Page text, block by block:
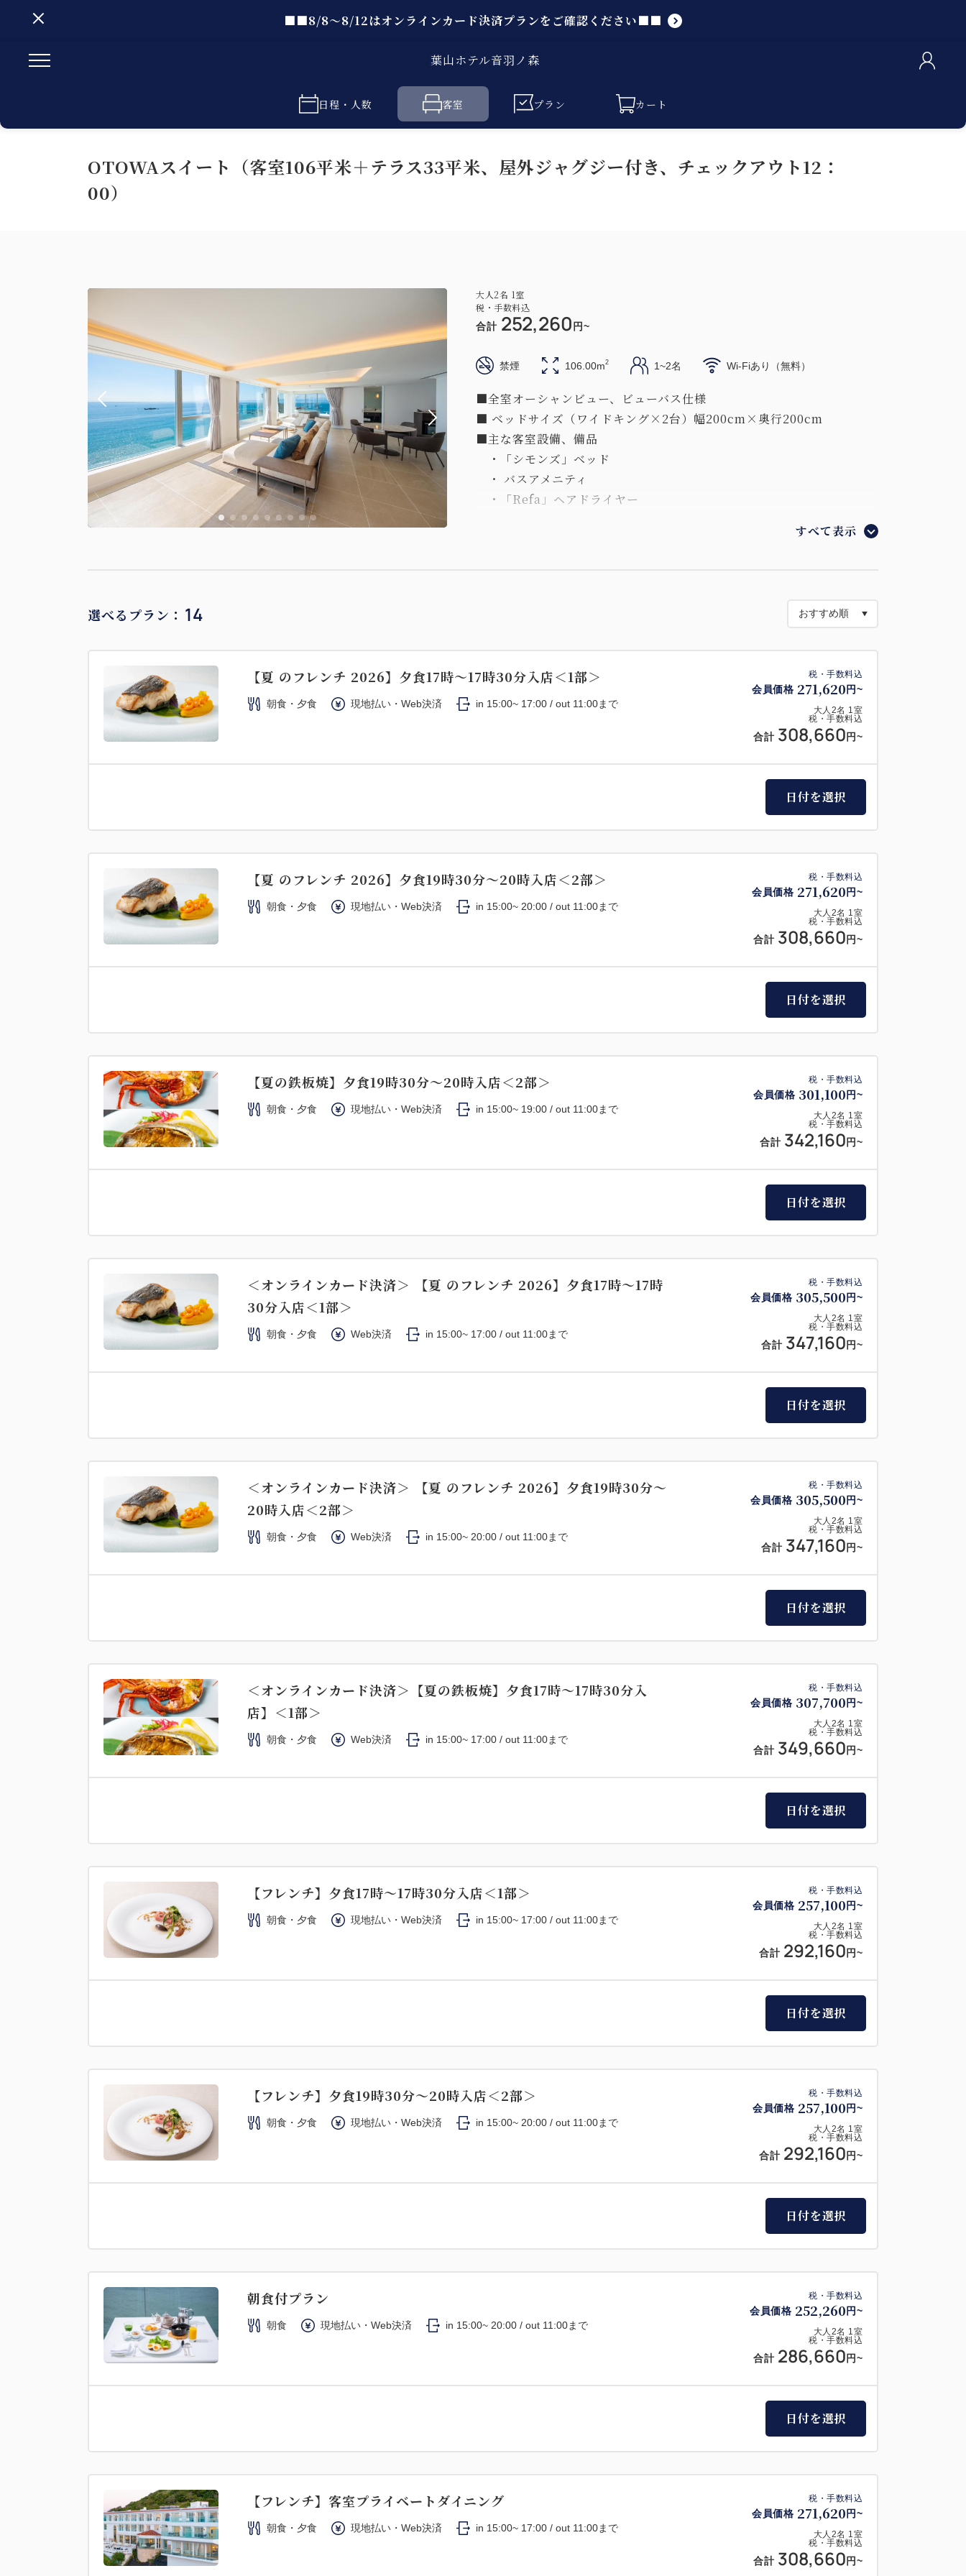
■■8/8～8/12はオンラインカード決済プランをご確認ください■■
葉山ホテル音羽ノ森
日程・人数 客室 プラン カート
OTOWAスイート（客室106平米＋テラス33平米、屋外ジャグジー付き、チェックアウト12：
00）
大人2名 1室
税・手数料込
合計 252,260 円~
禁煙 106.00m2 1~2名 Wi-Fiあり（無料）
■全室オーシャンビュー、ビューバス仕様
■ ベッドサイズ（ワイドキング×2台）幅200cm×奥行200cm
■主な客室設備、備品
・「シモンズ」ベッド
・ バスアメニティ
・「Refa」ヘアドライヤー
すべて表示
選べるプラン： 14
税・手数料込
会員価格 271,620 円~
大人 2名 1室
税・手数料込
合計 308,660 円~
【夏 のフレンチ 2026】夕食17時～17時30分入店＜1部＞
朝食・夕食 現地払い・Web決済 in 15:00~ 17:00 / out 11:00まで
日付を選択
税・手数料込
会員価格 271,620 円~
大人 2名 1室
税・手数料込
合計 308,660 円~
【夏 のフレンチ 2026】夕食19時30分～20時入店＜2部＞
朝食・夕食 現地払い・Web決済 in 15:00~ 20:00 / out 11:00まで
日付を選択
税・手数料込
会員価格 301,100 円~
大人 2名 1室
税・手数料込
合計 342,160 円~
【夏の鉄板焼】夕食19時30分～20時入店＜2部＞
朝食・夕食 現地払い・Web決済 in 15:00~ 19:00 / out 11:00まで
日付を選択
税・手数料込
会員価格 305,500 円~
大人 2名 1室
税・手数料込
合計 347,160 円~
＜オンラインカード決済＞ 【夏 のフレンチ 2026】夕食17時～17時
30分入店＜1部＞
朝食・夕食 Web決済 in 15:00~ 17:00 / out 11:00まで
日付を選択
税・手数料込
会員価格 305,500 円~
大人 2名 1室
税・手数料込
合計 347,160 円~
＜オンラインカード決済＞ 【夏 のフレンチ 2026】夕食19時30分～
20時入店＜2部＞
朝食・夕食 Web決済 in 15:00~ 20:00 / out 11:00まで
日付を選択
税・手数料込
会員価格 307,700 円~
大人 2名 1室
税・手数料込
合計 349,660 円~
＜オンラインカード決済＞【夏の鉄板焼】夕食17時～17時30分入
店】＜1部＞
朝食・夕食 Web決済 in 15:00~ 17:00 / out 11:00まで
日付を選択
税・手数料込
会員価格 257,100 円~
大人 2名 1室
税・手数料込
合計 292,160 円~
【フレンチ】夕食17時～17時30分入店＜1部＞
朝食・夕食 現地払い・Web決済 in 15:00~ 17:00 / out 11:00まで
日付を選択
税・手数料込
会員価格 257,100 円~
大人 2名 1室
税・手数料込
合計 292,160 円~
【フレンチ】夕食19時30分～20時入店＜2部＞
朝食・夕食 現地払い・Web決済 in 15:00~ 20:00 / out 11:00まで
日付を選択
税・手数料込
会員価格 252,260 円~
大人 2名 1室
税・手数料込
合計 286,660 円~
朝食付プラン
朝食 現地払い・Web決済 in 15:00~ 20:00 / out 11:00まで
日付を選択
税・手数料込
会員価格 271,620 円~
大人 2名 1室
税・手数料込
合計 308,660 円~
【フレンチ】客室プライベートダイニング
朝食・夕食 現地払い・Web決済 in 15:00~ 17:00 / out 11:00まで